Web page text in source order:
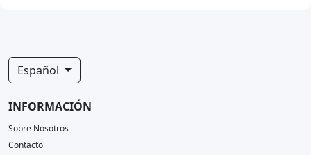
Español
INFORMACIÓN
Sobre Nosotros
Contacto